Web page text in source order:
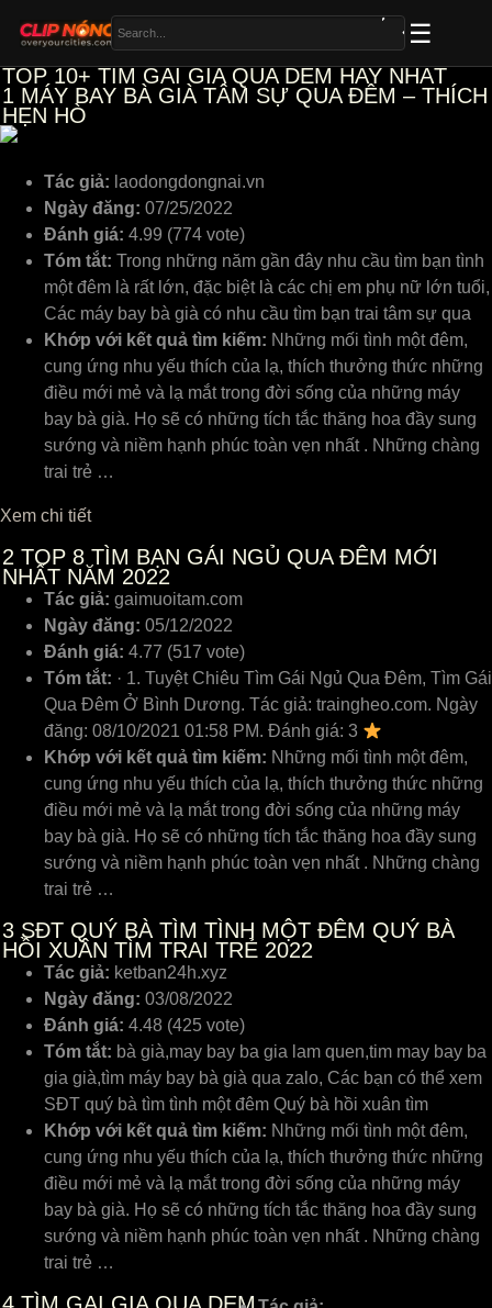
TOP 10+ TIM GAI GIA QUA DEM HAY NHẤT
1 MÁY BAY BÀ GIÀ TÂM SỰ QUA ĐÊM – THÍCH
HẸN HÒ
Tác giả: laodongdongnai.vn
Ngày đăng: 07/25/2022
Đánh giá: 4.99 (774 vote)
Tóm tắt: Trong những năm gần đây nhu cầu tìm bạn tình
một đêm là rất lớn, đặc biệt là các chị em phụ nữ lớn tuổi,
Các máy bay bà già có nhu cầu tìm bạn trai tâm sự qua
Khớp với kết quả tìm kiếm: Những mối tình một đêm,
cung ứng nhu yếu thích của lạ, thích thưởng thức những
điều mới mẻ và lạ mắt trong đời sống của những máy
bay bà già. Họ sẽ có những tích tắc thăng hoa đầy sung
sướng và niềm hạnh phúc toàn vẹn nhất . Những chàng
trai trẻ …
Xem chi tiết
2 TOP 8 TÌM BẠN GÁI NGỦ QUA ĐÊM MỚI
NHẤT NĂM 2022
Tác giả: gaimuoitam.com
Ngày đăng: 05/12/2022
Đánh giá: 4.77 (517 vote)
Tóm tắt: · 1. Tuyệt Chiêu Tìm Gái Ngủ Qua Đêm, Tìm Gái
Qua Đêm Ở Bình Dương. Tác giả: traingheo.com. Ngày
đăng: 08/10/2021 01:58 PM. Đánh giá: 3
Khớp với kết quả tìm kiếm: Những mối tình một đêm,
cung ứng nhu yếu thích của lạ, thích thưởng thức những
điều mới mẻ và lạ mắt trong đời sống của những máy
bay bà già. Họ sẽ có những tích tắc thăng hoa đầy sung
sướng và niềm hạnh phúc toàn vẹn nhất . Những chàng
trai trẻ …
3 SĐT QUÝ BÀ TÌM TÌNH MỘT ĐÊM QUÝ BÀ
HỒI XUÂN TÌM TRAI TRẺ 2022
Tác giả: ketban24h.xyz
Ngày đăng: 03/08/2022
Đánh giá: 4.48 (425 vote)
Tóm tắt: bà già,may bay ba gia lam quen,tim may bay ba
gia già,tìm máy bay bà già qua zalo, Các bạn có thể xem
SĐT quý bà tìm tình một đêm Quý bà hồi xuân tìm
Khớp với kết quả tìm kiếm: Những mối tình một đêm,
cung ứng nhu yếu thích của lạ, thích thưởng thức những
điều mới mẻ và lạ mắt trong đời sống của những máy
bay bà già. Họ sẽ có những tích tắc thăng hoa đầy sung
sướng và niềm hạnh phúc toàn vẹn nhất . Những chàng
trai trẻ …